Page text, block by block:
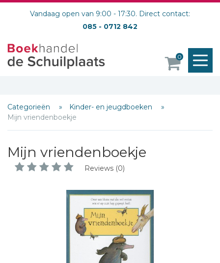
Vandaag open van 9:00 - 17:30. Direct contact:
085 - 0712 842
0
Categorieën
Kinder- en jeugdboeken
Mijn vriendenboekje
Mijn vriendenboekje
Reviews (0)
Schrijf hieronder je review!